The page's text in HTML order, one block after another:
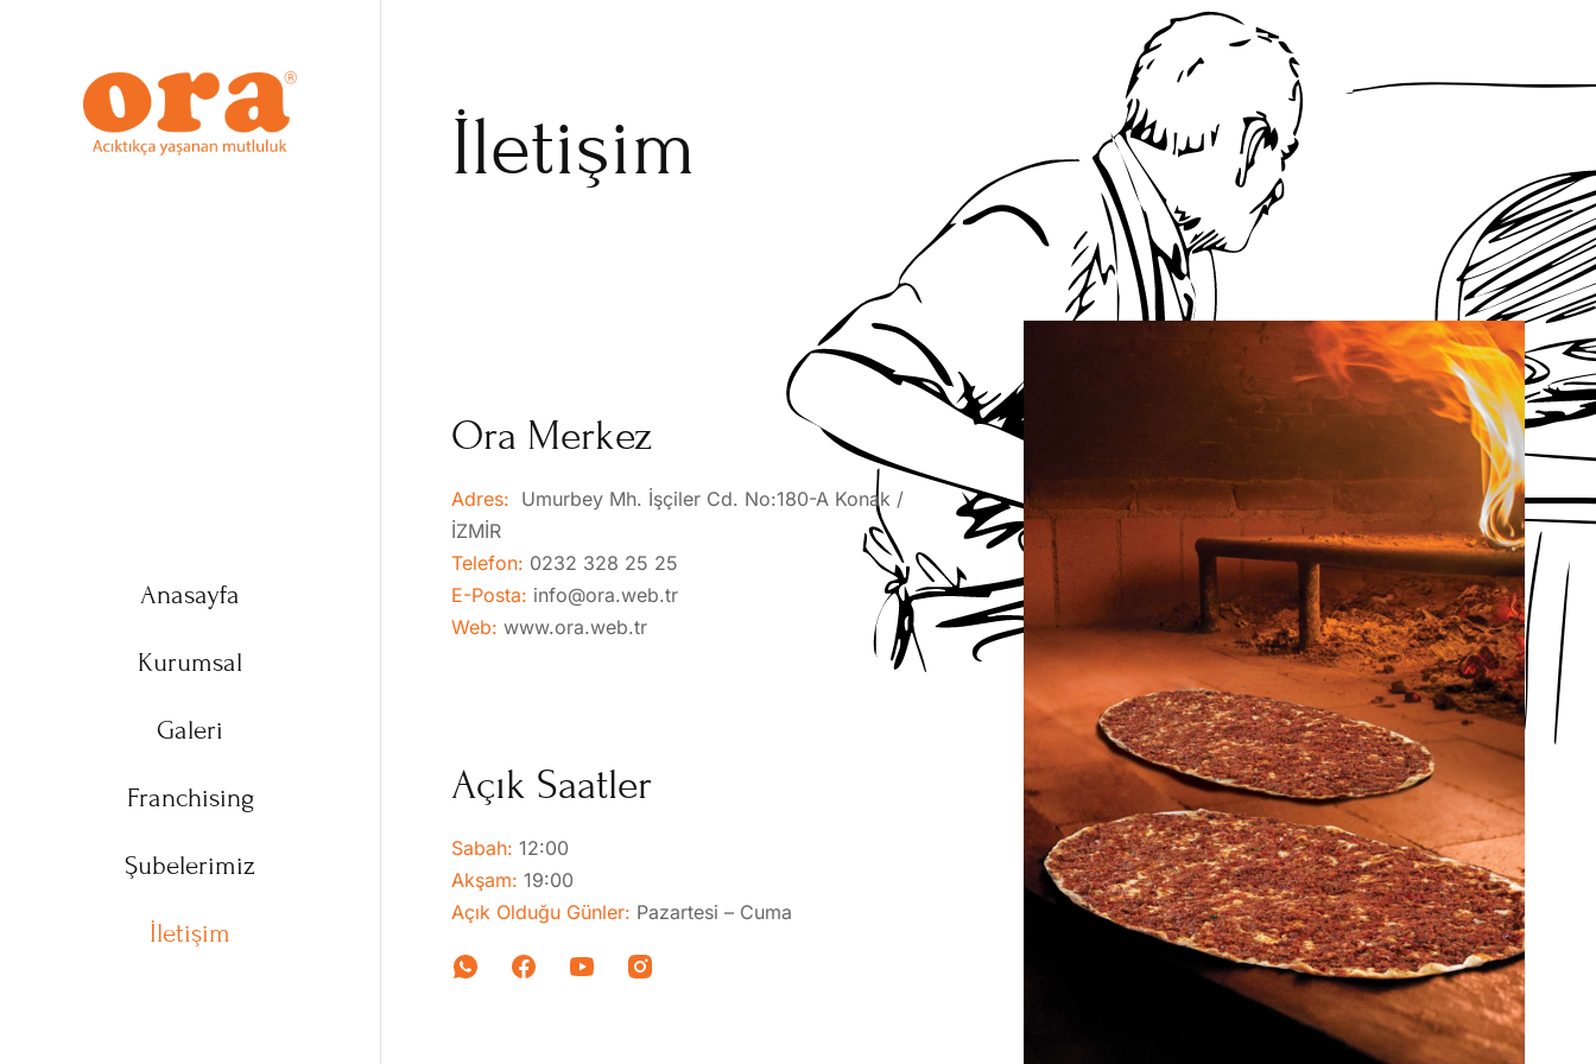
İletişim
Ora Merkez
Adres: Umurbey Mh. İşçiler Cd. No:180-A Konak /
İZMİR
Telefon: 0232 328 25 25
E-Posta: info@ora.web.tr
Web: www.ora.web.tr
Açık Saatler
Sabah: 12:00
Akşam: 19:00
Açık Olduğu Günler: Pazartesi – Cuma
Anasayfa
Kurumsal
Galeri
Franchising
Şubelerimiz
İletişim